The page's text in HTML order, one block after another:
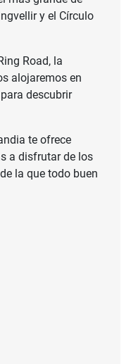
y el Círculo
Road, la
alojaremos en
descubrir
te ofrece
a disfrutar de los
la que todo buen